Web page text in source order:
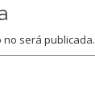
no será publicada.